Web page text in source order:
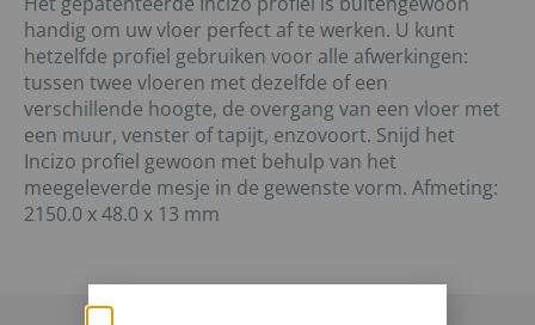
handig om uw vloer perfect af te werken. U kunt
hetzelfde profiel gebruiken voor alle afwerkingen:
tussen twee vloeren met dezelfde of een
verschillende hoogte, de overgang van een vloer met
een muur, venster of tapijt, enzovoort. Snijd het
Incizo profiel gewoon met behulp van het
meegeleverde mesje in de gewenste vorm. Afmeting:
2150.0 x 48.0 x 13 mm